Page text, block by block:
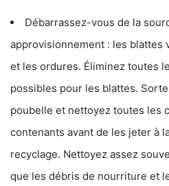
Débarrassez-vous de la
approvisionnement : les blattes
et les ordures. Éliminez toutes
possibles pour les blattes.
poubelle et nettoyez toutes les
contenants avant de les jeter à
recyclage. Nettoyez assez
que les débris de nourriture et